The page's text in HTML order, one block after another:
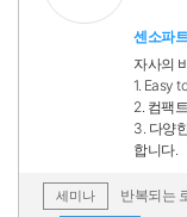
센소파
자사의
1. Easy
2. 컴팩
3. 다양
합니다.
세미나
반복되는